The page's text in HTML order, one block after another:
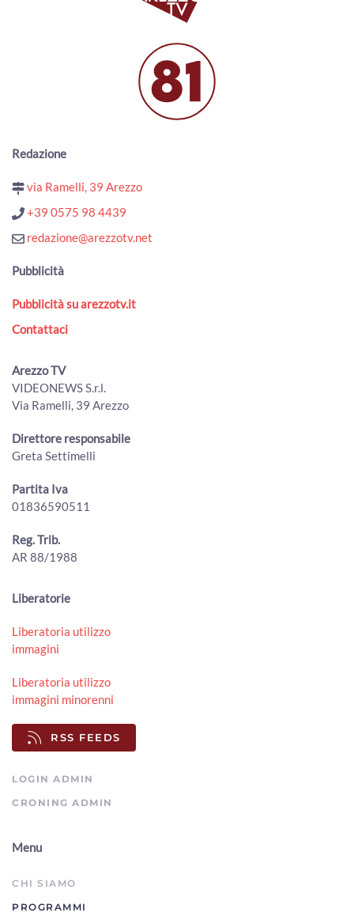
Coffee Time con Marco Sacchetti
00:10:26 - Venerdì, 09 Dicembre 2022
Coffee Time con Francesco Macri
00:09:41 - Mercoledì, 07 Dicembre 2022
Redazione
via Ramelli, 39 Arezzo
+39 0575 98 4439
redazione@arezzotv.net
Pubblicità
Pubblicità su arezzotv.it
Contattaci
Arezzo TV
VIDEONEWS S.r.l.
Via Ramelli, 39 Arezzo
Direttore responsabile
Greta Settimelli
Partita Iva
01836590511
Reg. Trib.
AR 88/1988
Liberatorie
Liberatoria utilizzo
immagini
Liberatoria utilizzo
immagini minorenni
RSS FEEDS
LOGIN ADMIN
CRONING ADMIN
Menu
CHI SIAMO
PROGRAMMI